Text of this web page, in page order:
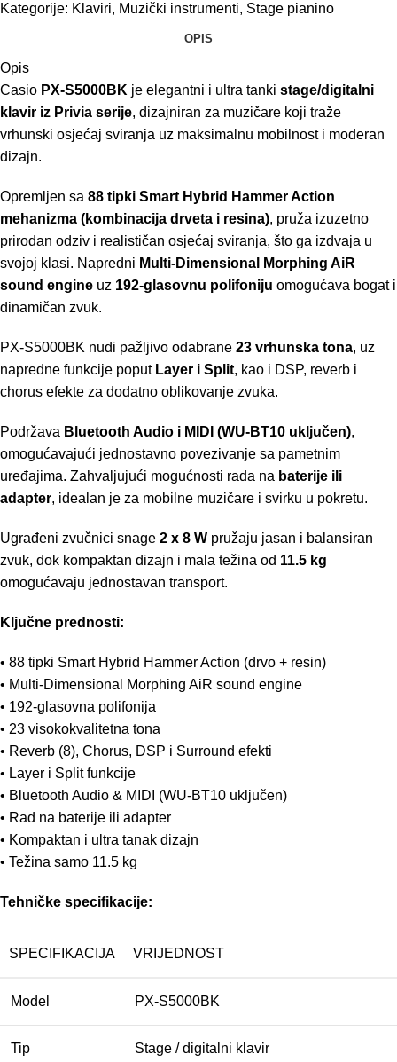
Kategorije: Klaviri, Muzički instrumenti, Stage pianino
OPIS
Opis
Casio PX-S5000BK je elegantni i ultra tanki stage/digitalni
klavir iz Privia serije, dizajniran za muzičare koji traže
vrhunski osjećaj sviranja uz maksimalnu mobilnost i moderan
dizajn.
Opremljen sa 88 tipki Smart Hybrid Hammer Action
mehanizma (kombinacija drveta i resina), pruža izuzetno
prirodan odziv i realističan osjećaj sviranja, što ga izdvaja u
svojoj klasi. Napredni Multi-Dimensional Morphing AiR
sound engine uz 192-glasovnu polifoniju omogućava bogat i
dinamičan zvuk.
PX-S5000BK nudi pažljivo odabrane 23 vrhunska tona, uz
napredne funkcije poput Layer i Split, kao i DSP, reverb i
chorus efekte za dodatno oblikovanje zvuka.
Podržava Bluetooth Audio i MIDI (WU-BT10 uključen),
omogućavajući jednostavno povezivanje sa pametnim
uređajima. Zahvaljujući mogućnosti rada na baterije ili
adapter, idealan je za mobilne muzičare i svirku u pokretu.
Ugrađeni zvučnici snage 2 x 8 W pružaju jasan i balansiran
zvuk, dok kompaktan dizajn i mala težina od 11.5 kg
omogućavaju jednostavan transport.
Ključne prednosti:
• 88 tipki Smart Hybrid Hammer Action (drvo + resin)
• Multi-Dimensional Morphing AiR sound engine
• 192-glasovna polifonija
• 23 visokokvalitetna tona
• Reverb (8), Chorus, DSP i Surround efekti
• Layer i Split funkcije
• Bluetooth Audio & MIDI (WU-BT10 uključen)
• Rad na baterije ili adapter
• Kompaktan i ultra tanak dizajn
• Težina samo 11.5 kg
Tehničke specifikacije:
SPECIFIKACIJA VRIJEDNOST
Model PX-S5000BK
Tip Stage / digitalni klavir